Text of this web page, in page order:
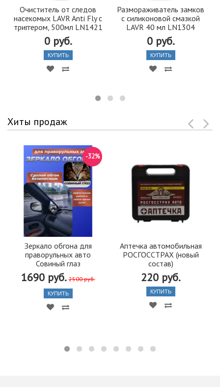
Очиститель от следов
насекомых LAVR Anti Fly с
триггером, 500мл LN1421
0 руб.
КУПИТЬ
Размораживатель замков
c силиконовой смазкой
LAVR 40 мл LN1304
0 руб.
КУПИТЬ
Хиты продаж
Зеркало обгона для
праворульных авто
Совиный глаз
1690 руб. 2500 руб.
-32%
КУПИТЬ
Аптечка автомобильная
РОСГОССТРАХ (новый
состав)
220 руб.
КУПИТЬ